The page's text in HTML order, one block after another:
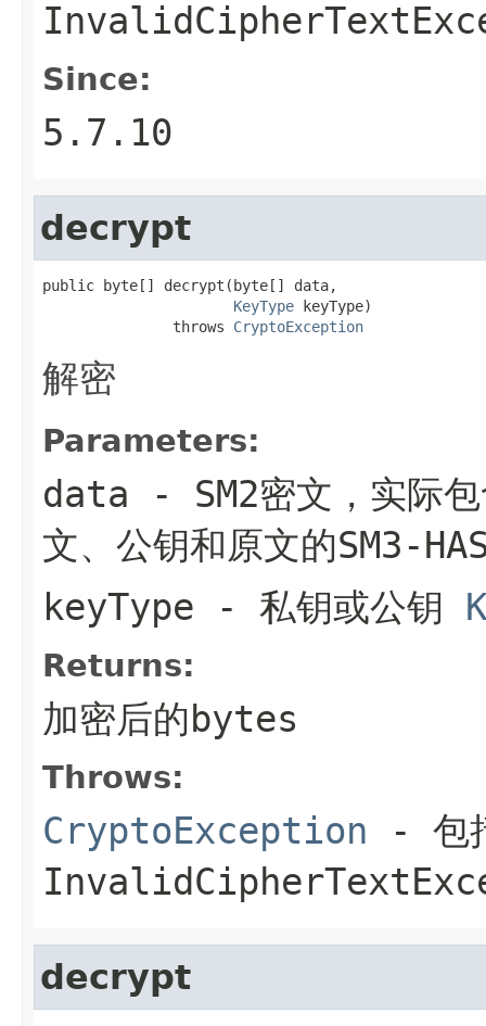
Since:
5.7.10
decrypt
public byte[] decrypt(byte[] data,
KeyType keyType)
               throws
CryptoException
解密
Parameters:
data - SM2密文，实际包
文、公钥和原文的SM3-
keyType - 私钥或公钥
Returns:
加密后的bytes
Throws:
CryptoException - 包
decrypt